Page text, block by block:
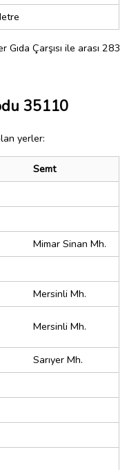
Gıda Çarşısı ile arası 283
35110
yerler:
Semt
Mimar Sinan Mh.
Mersinli Mh.
Mersinli Mh.
Sarıyer Mh.